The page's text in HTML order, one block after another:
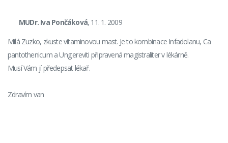
MUDr. Iva Pončáková, 11. 1. 2009
Milá Zuzko, zkuste vitaminovou mast. Je to kombinace Infadolanu, Ca
pantothenicum a Ung.ereviti připravená magistraliter v lékárně.
Musí Vám jí předepsat lékař.
Zdravím van